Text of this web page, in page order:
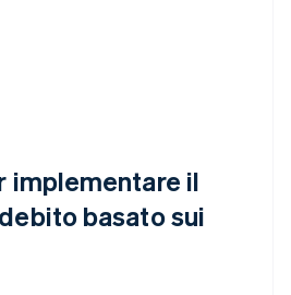
implementare il
basato sui